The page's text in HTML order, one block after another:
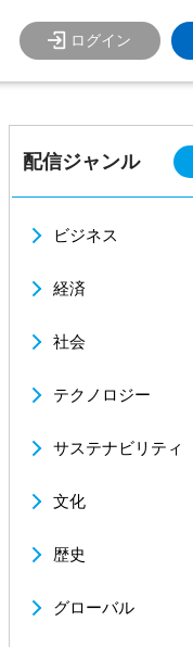
ログイン
配信ジャンル
ビジネス
経済
社会
テクノロジー
サステナビリティ
文化
歴史
グローバル